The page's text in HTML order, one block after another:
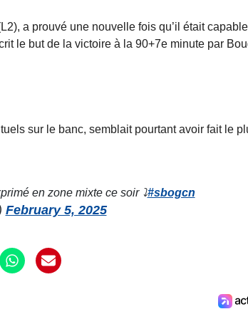
a prouvé une nouvelle fois qu’il était
le but de la victoire à la 90+7e minute par
sur le banc, semblait pourtant avoir fait le
en zone mixte ce soir ⤵︎#sbogcn
February 5, 2025